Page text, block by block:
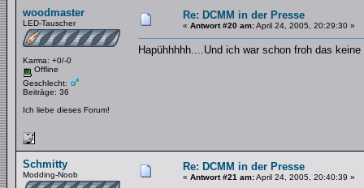
woodmaster
LED-Tauscher
Karma: +0/-0
Offline
Geschlecht:
Beiträge: 36
Ich liebe dieses Forum!
Re: DCMM in der Presse
« Antwort #20 am:April 24, 2005, 20:29:30 »
Hapühhhhh....Und ich war schon froh das
Schmitty
Modding-Noob
Re: DCMM in der Presse
« Antwort #21 am:April 24, 2005, 20:40:39 »